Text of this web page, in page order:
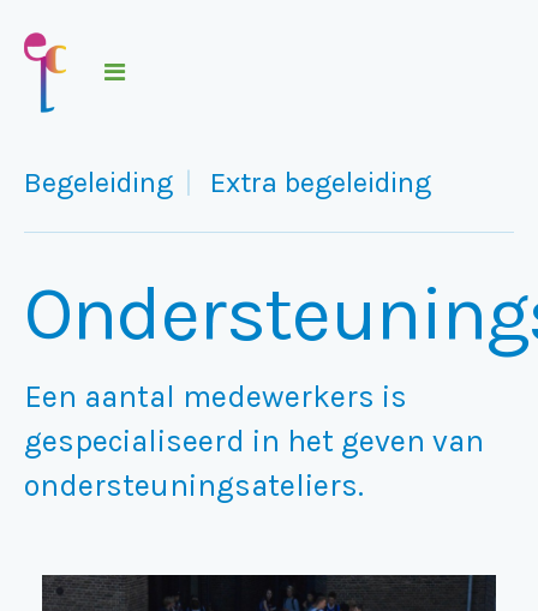
Begeleiding Extra begeleiding
Een aantal medewerkers is
gespecialiseerd in het geven van
ondersteuningsateliers.